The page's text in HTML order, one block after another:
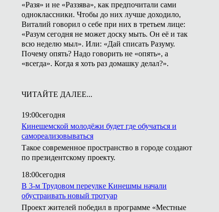
«Разя» и не «Раззява», как предпочитали сами
одноклассники. Чтобы до них лучше доходило,
Виталий говорил о себе при них в третьем лице:
«Разум сегодня не может доску мыть. Он её и так
всю неделю мыл». Или: «Дай списать Разуму.
Почему опять? Надо говорить не «опять», а
«всегда». Когда я хоть раз домашку делал?».
ЧИТАЙТЕ ДАЛЕЕ...
19:00сегодня
Кинешемской молодёжи будет где обучаться и
самореализовываться
Такое современное пространство в городе создают
по президентскому проекту.
18:00сегодня
В 3-м Трудовом переулке Кинешмы начали
обустраивать новый тротуар
Проект жителей победил в программе «Местные